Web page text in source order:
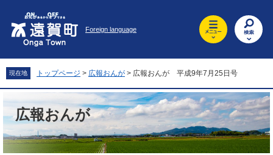
先
頭
を
飛
文
へ
Foreign language
現在地 トップページ > 広報おんが > 広報おんが 平成9年7月25日号
広報おんが